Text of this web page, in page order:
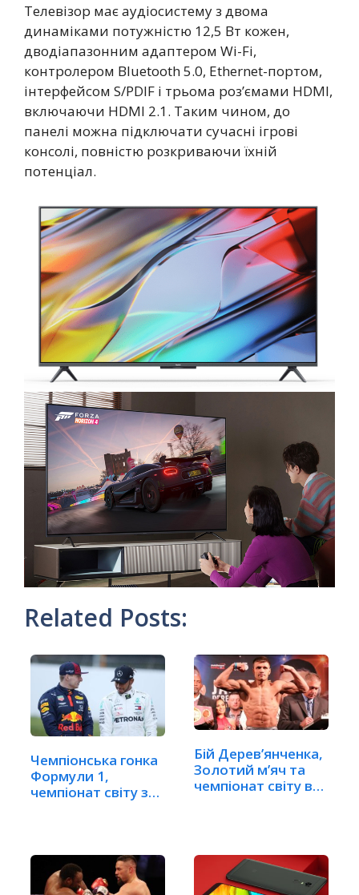
Телевізор має аудіосистему з двома
динаміками потужністю 12,5 Вт кожен,
дводіапазонним адаптером Wi-Fi,
контролером Bluetooth 5.0, Ethernet-портом,
інтерфейсом S/PDIF і трьома роз’ємами HDMI,
включаючи HDMI 2.1. Таким чином, до
панелі можна підключати сучасні ігрові
консолі, повністю розкриваючи їхній
потенціал.
Related Posts:
Чемпіонська гонка
Формули 1,
чемпіонат світу з…
Бій Дерев’янченка,
Золотий м’яч та
чемпіонат світу в…